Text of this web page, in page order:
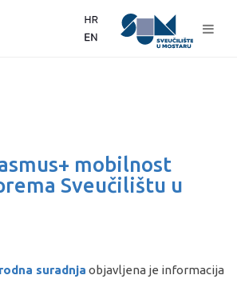
mobilnost
Sveučilištu u
suradnja objavljena je informacija